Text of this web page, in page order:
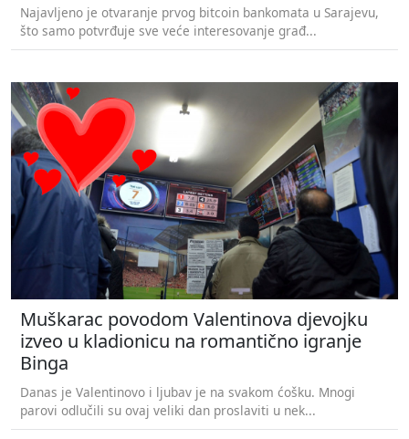
Najavljeno je otvaranje prvog bitcoin bankomata u Sarajevu,
što samo potvrđuje sve veće interesovanje građ...
Muškarac povodom Valentinova djevojku
izveo u kladionicu na romantično igranje
Binga
Danas je Valentinovo i ljubav je na svakom ćošku. Mnogi
parovi odlučili su ovaj veliki dan proslaviti u nek...